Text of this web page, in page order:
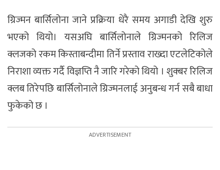
ग्रिज्मन बार्सिलोना जाने प्रक्रिया धेरै समय अगाडी देखि शुरु
भएको थियो। यसअघि बार्सिलोनाले ग्रिज्मनको रिलिज
क्लजको रकम किस्ताबन्दीमा तिर्ने प्रस्ताव राख्दा एटलेटिकोले
निराशा व्यक्त गर्दै विज्ञप्ति नै जारि गरेको थियो । शुक्बर रिलिज
क्लब तिरेपछि बार्सिलोनाले ग्रिज्मनलाई अनुबन्ध गर्न सबै बाधा
फुकेको छ ।